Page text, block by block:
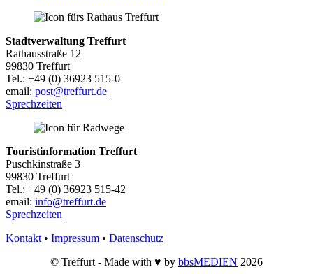
Stadtverwaltung Treffurt
Rathausstraße 12
99830 Treffurt
Tel.: +49 (0) 36923 515-0
email: post@treffurt.de
Sprechzeiten
Touristinformation Treffurt
Puschkinstraße 3
99830 Treffurt
Tel.: +49 (0) 36923 515-42
email: info@treffurt.de
Sprechzeiten
Kontakt • Impressum • Datenschutz
© Treffurt - Made with ♥ by bbsMEDIEN 2026